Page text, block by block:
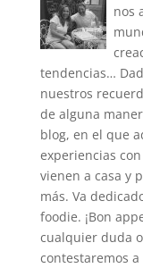
nos
tendencias…
nuestros
de alguna
blog, en el que
experiencias
vienen a casa y
más. Va
foodie. ¡Bon
cualquier duda
contestaremos